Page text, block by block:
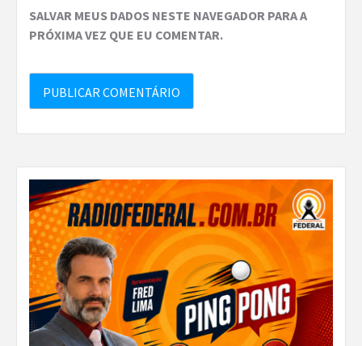
SALVAR MEUS DADOS NESTE NAVEGADOR PARA A
PRÓXIMA VEZ QUE EU COMENTAR.